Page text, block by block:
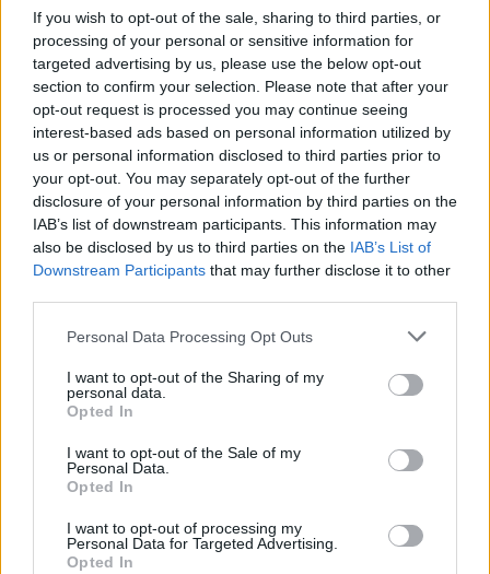
If you wish to opt-out of the sale, sharing to third parties, or
processing of your personal or sensitive information for
targeted advertising by us, please use the below opt-out
section to confirm your selection. Please note that after your
opt-out request is processed you may continue seeing
interest-based ads based on personal information utilized by
us or personal information disclosed to third parties prior to
your opt-out. You may separately opt-out of the further
disclosure of your personal information by third parties on the
IAB’s list of downstream participants. This information may
also be disclosed by us to third parties on the IAB’s List of
Downstream Participants that may further disclose it to other
Personal Data Processing Opt Outs
I want to opt-out of the Sharing of my
personal data.
Opted In
I want to opt-out of the Sale of my
Personal Data.
Opted In
I want to opt-out of processing my
Personal Data for Targeted Advertising.
Opted In
E
OS
7
R I S 199
PA
0
TE M
81$9:"";*&lt;=
-..
!"#$%&amp;'%()%*+&amp;#%
%%%%%%%%%%%%%%%%%%%%%),%&amp;-
#%.#/#%,+%+012&amp;#/!
Descargar el documento (PDF)
Catalogo-regalos.pdf (PDF, 34 MB)
Descargar
Comparte el documento
Enlace a esta página
Utilice el enlace permanente a la página de descarga del
documento para compartir su documento en Facebook,